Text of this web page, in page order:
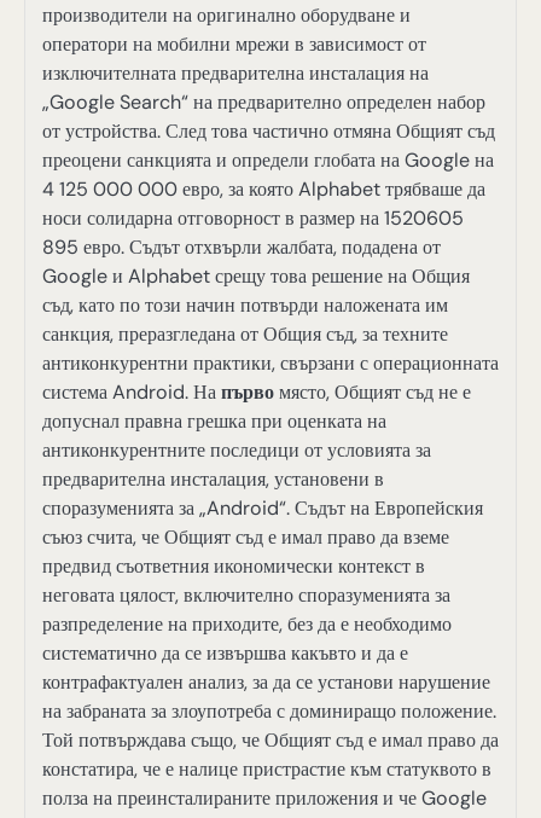
производители на оригинално оборудване и
оператори на мобилни мрежи в зависимост от
изключителната предварителна инсталация на
„Google Search“ на предварително определен набор
от устройства. След това частично отмяна Общият съд
преоцени санкцията и определи глобата на Google на
4 125 000 000 евро, за която Alphabet трябваше да
носи солидарна отговорност в размер на 1520605
895 евро. Съдът отхвърли жалбата, подадена от
Google и Alphabet срещу това решение на Общия
съд, като по този начин потвърди наложената им
санкция, преразгледана от Общия съд, за техните
антиконкурентни практики, свързани с операционната
система Android. Напървомясто, Общият съд не е
допуснал правна грешка при оценката на
антиконкурентните последици от условията за
предварителна инсталация, установени в
споразуменията за „Android“. Съдът на Европейския
съюз счита, че Общият съд е имал право да вземе
предвид съответния икономически контекст в
неговата цялост, включително споразуменията за
разпределение на приходите, без да е необходимо
систематично да се извършва какъвто и да е
контрафактуален анализ, за да се установи нарушение
на забраната за злоупотреба с доминиращо положение.
Той потвърждава също, че Общият съд е имал право да
констатира, че е налице пристрастие към статуквото в
полза на преинсталираните приложения и че Google